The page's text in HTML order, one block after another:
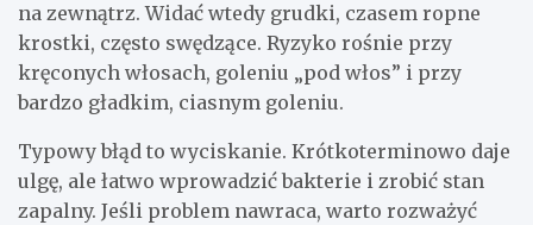
na zewnątrz. Widać wtedy grudki, czasem ropne
krostki, często swędzące. Ryzyko rośnie przy
kręconych włosach, goleniu „pod włos” i przy
bardzo gładkim, ciasnym goleniu.
Typowy błąd to wyciskanie. Krótkoterminowo daje
ulgę, ale łatwo wprowadzić bakterie i zrobić stan
zapalny. Jeśli problem nawraca, warto rozważyć